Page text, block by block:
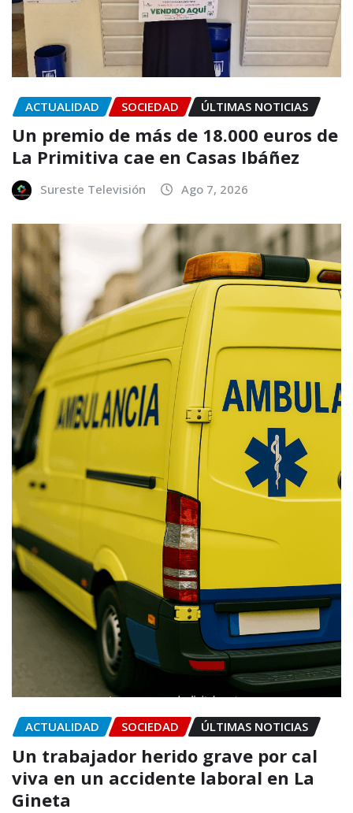
ACTUALIDAD SOCIEDAD ÚLTIMAS NOTICIAS
Un premio de más de 18.000 euros de
La Primitiva cae en Casas Ibáñez
Sureste Televisión Ago 7, 2026
ACTUALIDAD SOCIEDAD ÚLTIMAS NOTICIAS
Un trabajador herido grave por cal
viva en un accidente laboral en La
Gineta